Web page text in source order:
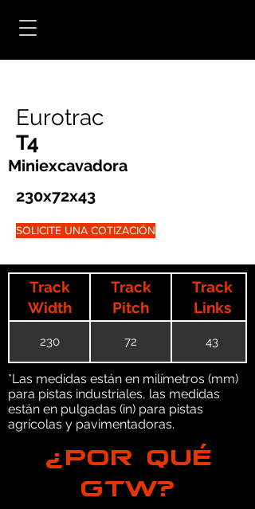
Eurotrac
T4
Miniexcavadora
230x72x43
SOLICITE UNA COTIZACIÓN
Track
Width
Track
Pitch
Track
Links
230 72 43
*Las medidas están en milímetros (mm)
para pistas industriales, las medidas
están en pulgadas (in) para pistas
agrícolas y pavimentadoras.
¿POR QUÉ
GTW?